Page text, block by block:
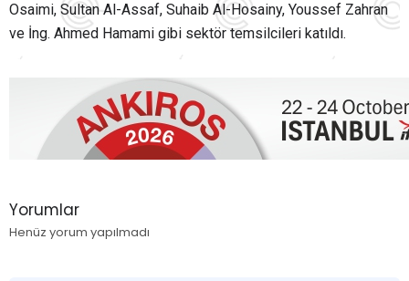
Osaimi, Sultan Al-Assaf, Suhaib Al-Hosainy, Youssef Zahran
ve İng. Ahmed Hamami gibi sektör temsilcileri katıldı.
Yorumlar
Henüz yorum yapılmadı